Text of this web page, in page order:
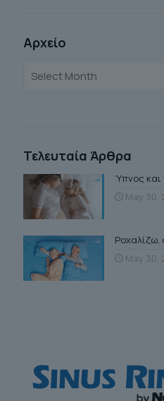
Αρχείο
Τελευταία Άρθρα
Ύπνος και
May 30,
Ροχαλίζω,
May 30,